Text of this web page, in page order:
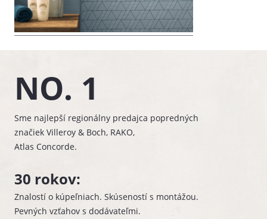
NO. 1
Sme najlepší regionálny predajca popredných
značiek Villeroy & Boch, RAKO,
Atlas Concorde.
30 rokov:
Znalostí o kúpeľniach. Skúseností s montážou.
Pevných vzťahov s dodávateľmi.